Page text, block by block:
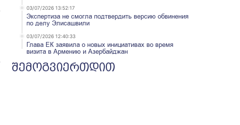
03/07/2026 13:52:17
Экспертиза не смогла подтвердить версию обвинения
по делу Элисашвили
03/07/2026 12:40:33
Глава ЕК заявила о новых инициативах во время
визита в Армению и Азербайджан
შემოგვიერთდით